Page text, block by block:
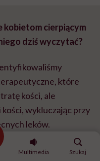
główna
Multimedia
Szukaj
kobietom cierpiącym
dziś wyczytać?
które
kości, ale
wykluczając przy
leków.
badania na bardzo